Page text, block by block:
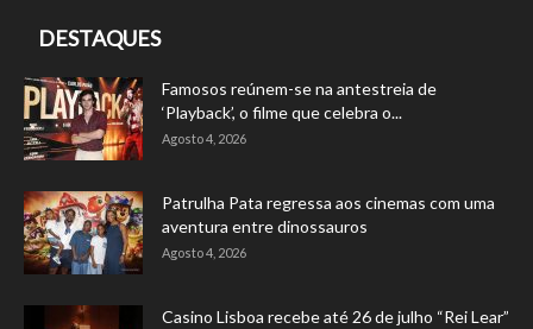
DESTAQUES
Famosos reúnem-se na antestreia de
‘Playback’, o filme que celebra o...
Agosto 4, 2026
Patrulha Pata regressa aos cinemas com uma
aventura entre dinossauros
Agosto 4, 2026
Casino Lisboa recebe até 26 de julho “Rei Lear”